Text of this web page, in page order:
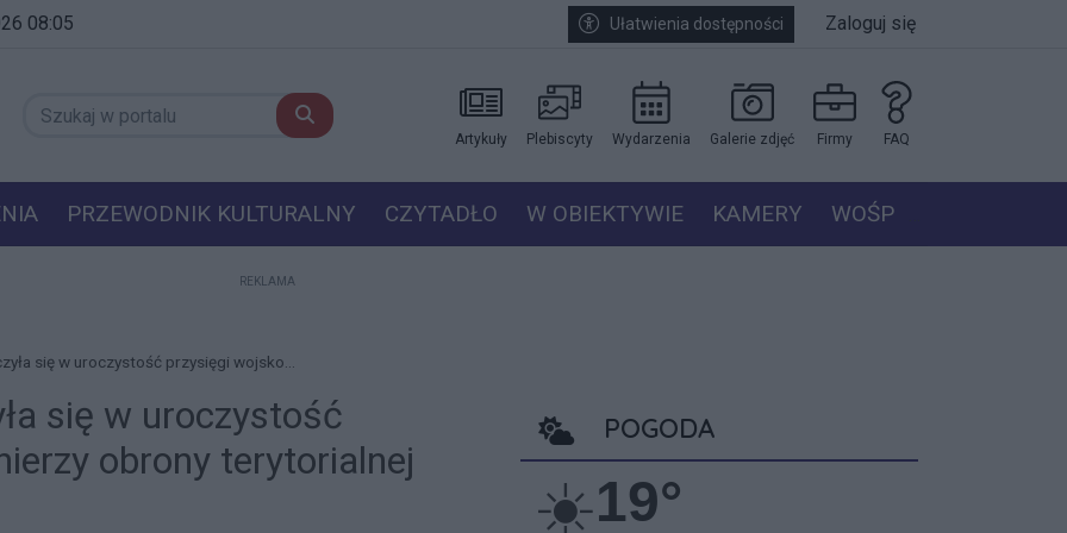
08:05 Ułatwienia dostępności Zaloguj się
Artykuły Plebiscyty Wydarzenia Galerie zdjęć Firmy FAQ
PRZEWODNIK KULTURALNY CZYTADŁO W OBIEKTYWIE KAMERY WOŚP
REKLAMA
się w uroczystość przysięgi wojsko...
się w uroczystość
obrony terytorialnej
POGODA